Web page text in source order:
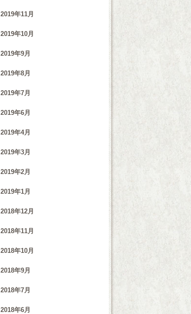
2019年11月
2019年10月
2019年9月
2019年8月
2019年7月
2019年6月
2019年4月
2019年3月
2019年2月
2019年1月
2018年12月
2018年11月
2018年10月
2018年9月
2018年7月
2018年6月